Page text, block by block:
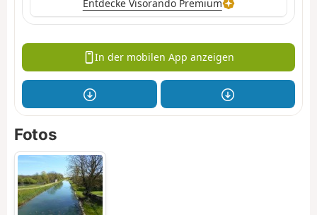
Entdecke Visorando Premium
In der mobilen App anzeigen
Fotos